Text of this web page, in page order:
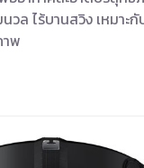
วล ไร้บานสวิง เหมา
าพ